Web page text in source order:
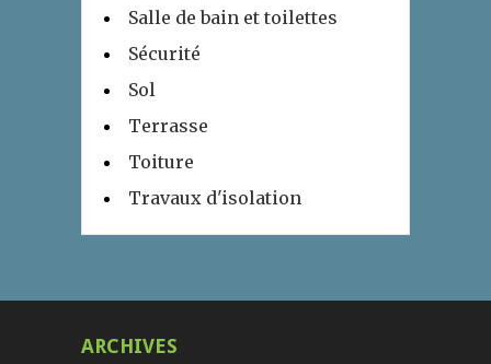
Salle de bain et toilettes
Sécurité
Sol
Terrasse
Toiture
Travaux d'isolation
ARCHIVES